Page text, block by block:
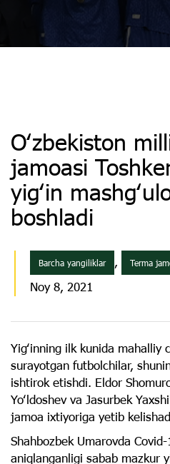
Oʻzbekiston
jamoasi
yigʻin
boshladi
Barcha yangiliklar , Terma
Noy 8, 2021
Yigʻinning ilk kunida mahalliy
surayotgan futbolchilar,
ishtirok etishdi. Eldor
Yoʻldoshev va Jasurbek
jamoa ixtiyoriga yetib
Shahbozbek Umarovda
aniqlanganligi sabab mazkur